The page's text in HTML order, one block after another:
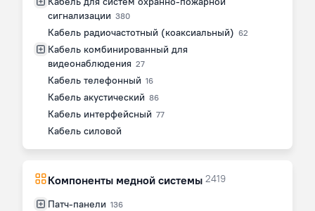
сигнализации 380
Кабель радиочастотный (коаксиальный) 62
Кабель комбинированный для
видеонаблюдения 27
Кабель телефонный 16
Кабель акустический 86
Кабель интерфейсный 77
Кабель силовой
Компоненты медной системы 2419
Патч-панели 136